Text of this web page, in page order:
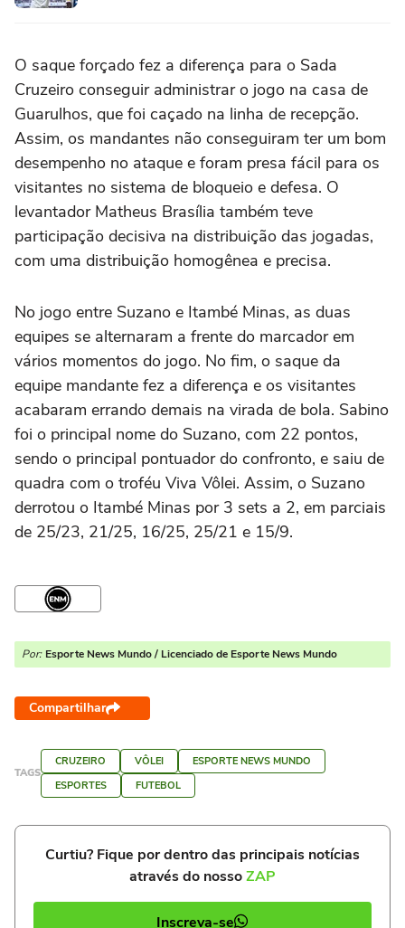
O saque forçado fez a diferença para o Sada
Cruzeiro conseguir administrar o jogo na casa de
Guarulhos, que foi caçado na linha de recepção.
Assim, os mandantes não conseguiram ter um bom
desempenho no ataque e foram presa fácil para os
visitantes no sistema de bloqueio e defesa. O
levantador Matheus Brasília também teve
participação decisiva na distribuição das jogadas,
com uma distribuição homogênea e precisa.
No jogo entre Suzano e Itambé Minas, as duas
equipes se alternaram a frente do marcador em
vários momentos do jogo. No fim, o saque da
equipe mandante fez a diferença e os visitantes
acabaram errando demais na virada de bola. Sabino
foi o principal nome do Suzano, com 22 pontos,
sendo o principal pontuador do confronto, e saiu de
quadra com o troféu Viva Vôlei. Assim, o Suzano
derrotou o Itambé Minas por 3 sets a 2, em parciais
de 25/23, 21/25, 16/25, 25/21 e 15/9.
Por: Esporte News Mundo / Licenciado de Esporte News Mundo
Compartilhar
TAGS
CRUZEIRO VÔLEI
ESPORTE NEWS MUNDO
ESPORTES
FUTEBOL
Curtiu? Fique por dentro das principais notícias
através do nossoZAP
Inscreva-se